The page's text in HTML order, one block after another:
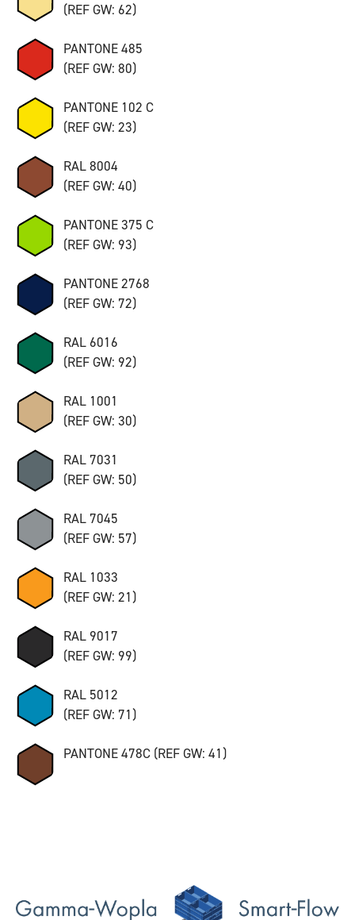
(REF GW: 62)
PANTONE 485
(REF GW: 80)
PANTONE 102 C
(REF GW: 23)
RAL 8004
(REF GW: 40)
PANTONE 375 C
(REF GW: 93)
PANTONE 2768
(REF GW: 72)
RAL 6016
(REF GW: 92)
RAL 1001
(REF GW: 30)
RAL 7031
(REF GW: 50)
RAL 7045
(REF GW: 57)
RAL 1033
(REF GW: 21)
RAL 9017
(REF GW: 99)
RAL 5012
(REF GW: 71)
PANTONE 478C (REF GW: 41)